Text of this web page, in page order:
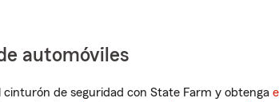
automóviles
cinturón de seguridad con State Farm y obtenga